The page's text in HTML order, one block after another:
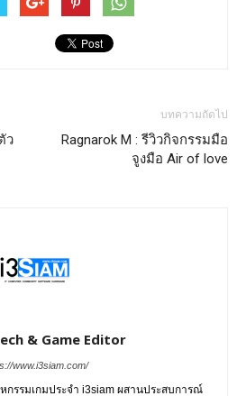
ว
บทความถัดไป
Ragnarok M : รีวิวกิจกรรมมือ
จูงมือ Air of love
& Game Editor
www.i3siam.com/
รรมเกมประจำ i3siam ผสานประสบการณ์